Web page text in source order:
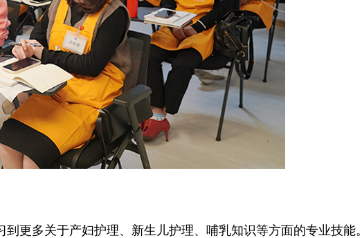
多关于产妇护理、新生儿护理、哺乳知识等方面的专业技能。